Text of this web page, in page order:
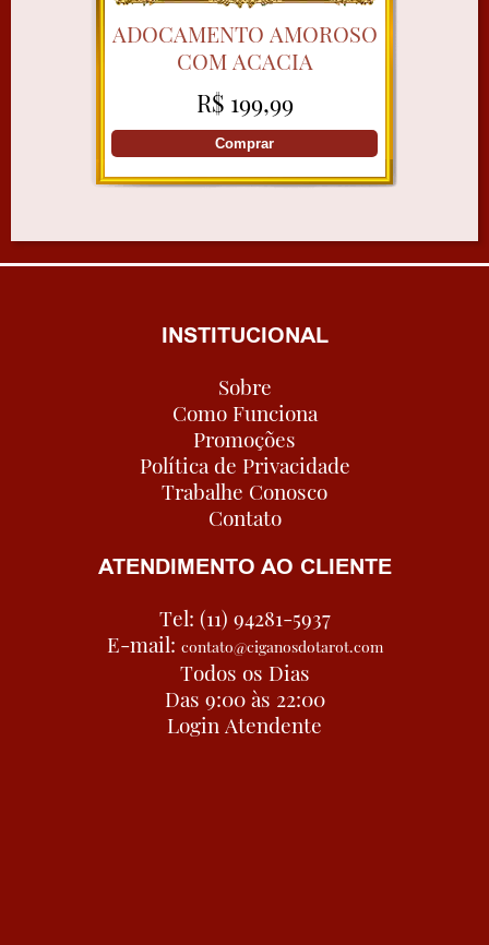
ADOCAMENTO AMOROSO
COM ACACIA
R$ 199,99
Comprar
INSTITUCIONAL
Sobre
Como Funciona
Promoções
Política de Privacidade
Trabalhe Conosco
Contato
ATENDIMENTO AO CLIENTE
Tel: (11) 94281-5937
E-mail: contato@ciganosdotarot.com
Todos os Dias
Das 9:00 às 22:00
Login Atendente